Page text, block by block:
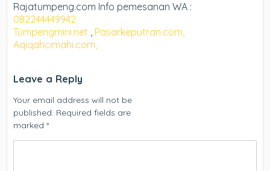
Rajatumpeng.com Info pemesanan WA :
082244449942
Tumpengmini.net , Pasarkeputran.com,
Aqiqahcimahi.com,
Leave a Reply
Your email address will not be
published. Required fields are
marked*